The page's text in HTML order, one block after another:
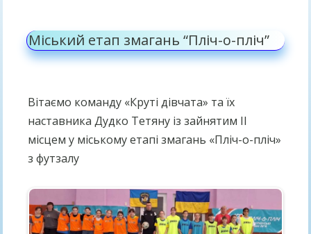
Міський етап змагань “Пліч-о-пліч”
Вітаємо команду «Круті дівчата» та їх
наставника Дудко Тетяну із зайнятим ІІ
місцем у міському етапі змагань «Пліч-о-пліч»
з футзалу